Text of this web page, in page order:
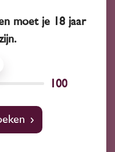
2024
moet je 18 jaar
100